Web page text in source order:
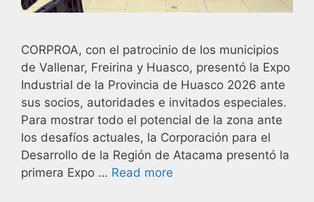
CORPROA, con el patrocinio de los municipios
de Vallenar, Freirina y Huasco, presentó la Expo
Industrial de la Provincia de Huasco 2026 ante
sus socios, autoridades e invitados especiales.
Para mostrar todo el potencial de la zona ante
los desafíos actuales, la Corporación para el
Desarrollo de la Región de Atacama presentó la
primera Expo … Read more